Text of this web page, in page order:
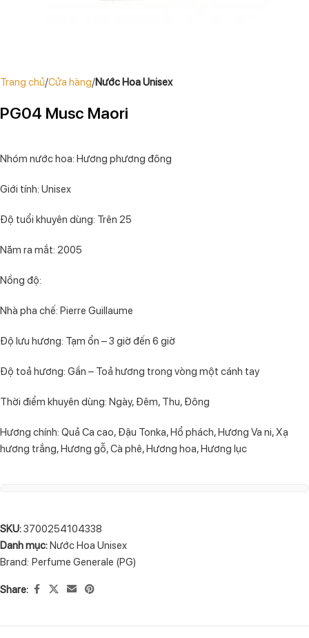
Trang chủ Cửa hàng Nước Hoa Unisex
PG04 Musc Maori
Nhóm nước hoa: Hương phương đông
Giới tính: Unisex
Độ tuổi khuyên dùng: Trên 25
Năm ra mắt: 2005
Nồng độ:
Nhà pha chế: Pierre Guillaume
Độ lưu hương: Tạm ổn – 3 giờ đến 6 giờ
Độ toả hương: Gần – Toả hương trong vòng một cánh tay
Thời điểm khuyên dùng: Ngày, Đêm, Thu, Đông
Hương chính: Quả Ca cao, Đậu Tonka, Hổ phách, Hương Va ni, Xạ
hương trắng, Hương gỗ, Cà phê, Hương hoa, Hương lục
SKU:3700254104338
Danh mục:Nước Hoa Unisex
Brand: Perfume Generale (PG)
Share: